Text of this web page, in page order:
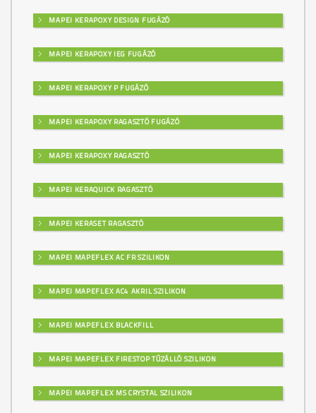
MAPEI KERAPOXY DESIGN FUGÁZÓ
MAPEI KERAPOXY IEG FUGÁZÓ
MAPEI KERAPOXY P FUGÁZÓ
MAPEI KERAPOXY RAGASZTÓ FUGÁZÓ
MAPEI KERAPOXY RAGASZTÓ
MAPEI KERAQUICK RAGASZTÓ
MAPEI KERASET RAGASZTÓ
MAPEI MAPEFLEX AC FR SZILIKON
MAPEI MAPEFLEX AC4 AKRIL SZILIKON
MAPEI MAPEFLEX BLACKFILL
MAPEI MAPEFLEX FIRESTOP TŰZÁLLÓ SZILIKON
MAPEI MAPEFLEX MS CRYSTAL SZILIKON